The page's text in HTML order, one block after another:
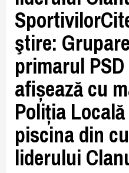
ştire:
primarul
afișează cu
Poliția
piscina din
liderului